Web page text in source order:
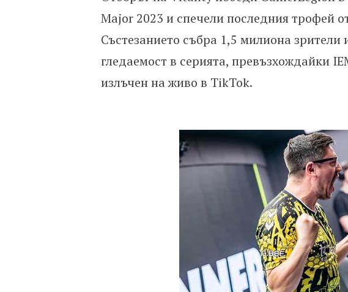
Major 2023 и спечели последния трофей
Състезанието събра 1,5 милиона зрители
гледаемост в серията, превъзхождайки
излъчен на живо в TikTok.